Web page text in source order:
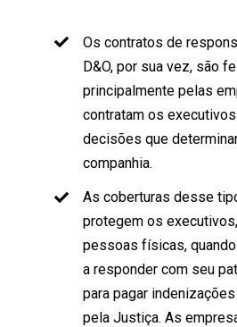
Os contratos de
D&O, por sua vez, são
principalmente pelas
contratam os
decisões que
companhia.
As coberturas desse
protegem os
pessoas físicas,
a responder com seu
para pagar
pela Justiça. As